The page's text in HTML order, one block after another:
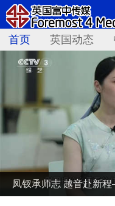
首页 英国动态
凤钗承师志 越音赴新